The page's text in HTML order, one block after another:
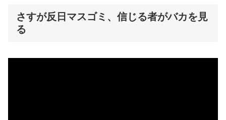
さすが反日マスゴミ、信じる者がバカを見
る